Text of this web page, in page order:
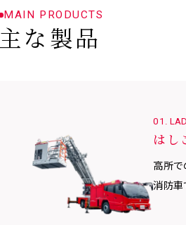
MAIN PRODUCTS
主な製品
01.
はし
高所
消防車